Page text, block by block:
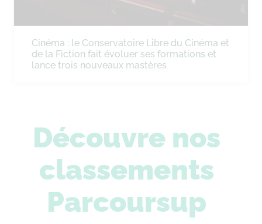
Cinéma : le Conservatoire Libre du Cinéma et
de la Fiction fait évoluer ses formations et
lance trois nouveaux mastères
Découvre nos
classements
Parcoursup